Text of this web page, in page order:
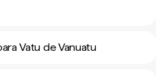
Vatu de Vanuatu